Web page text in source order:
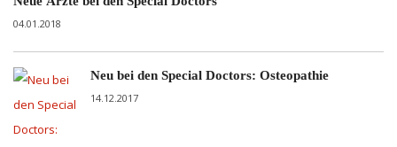
04.01.2018
Neu bei den Special Doctors: Osteopathie
14.12.2017